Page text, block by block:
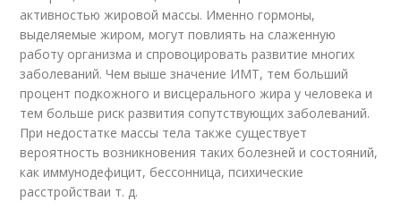
активностью жировой массы. Именно гормоны,
выделяемые жиром, могут повлиять на слаженную
работу организма и спровоцировать развитие многих
заболеваний. Чем выше значение ИМТ, тем больший
процент подкожного и висцерального жира у человека и
тем больше риск развития сопутствующих заболеваний.
При недостатке массы тела также существует
вероятность возникновения таких болезней и состояний,
как иммунодефицит, бессонница, психические
расстройстваи т. д.